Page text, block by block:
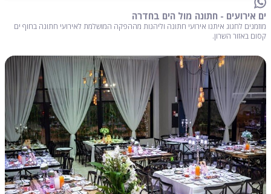
ים אירועים - חתונה מול הים בחדרה
מוזמנים לחגוג איתנו אירועי חתונה וליהנות מההפקה המושלמת לאירועי חתונה בחוף ים
קסום באזור השרון.